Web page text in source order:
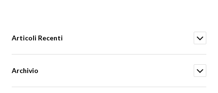
Articoli Recenti
Archivio